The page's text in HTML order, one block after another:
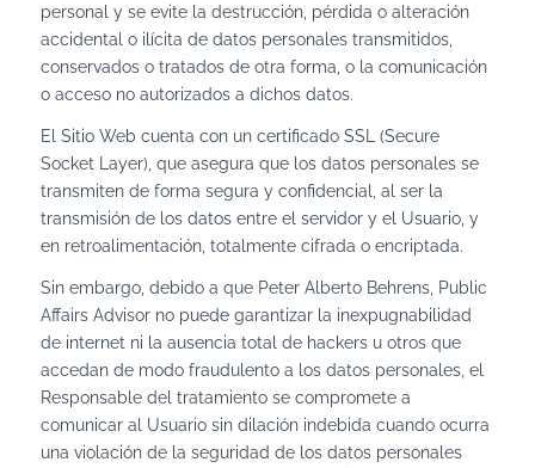
personal y se evite la destrucción, pérdida o alteración
accidental o ilícita de datos personales transmitidos,
conservados o tratados de otra forma, o la comunicación
o acceso no autorizados a dichos datos.
El Sitio Web cuenta con un certificado SSL (Secure
Socket Layer), que asegura que los datos personales se
transmiten de forma segura y confidencial, al ser la
transmisión de los datos entre el servidor y el Usuario, y
en retroalimentación, totalmente cifrada o encriptada.
Sin embargo, debido a que Peter Alberto Behrens, Public
Affairs Advisor no puede garantizar la inexpugnabilidad
de internet ni la ausencia total de hackers u otros que
accedan de modo fraudulento a los datos personales, el
Responsable del tratamiento se compromete a
comunicar al Usuario sin dilación indebida cuando ocurra
una violación de la seguridad de los datos personales